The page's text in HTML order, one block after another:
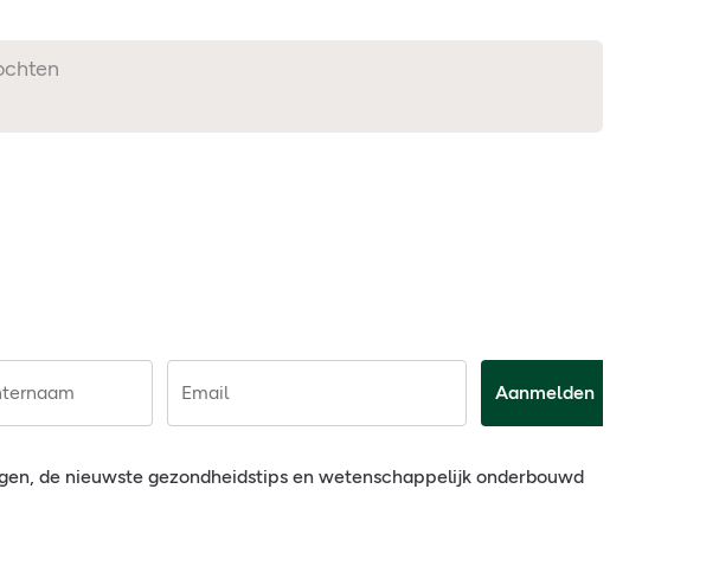
ook
Email Aanmelden
de nieuwste gezondheidstips en wetenschappelijk onderbouwd